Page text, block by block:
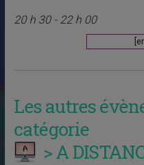
20 h 30 - 22 h 00
Les autres
catégorie
> A